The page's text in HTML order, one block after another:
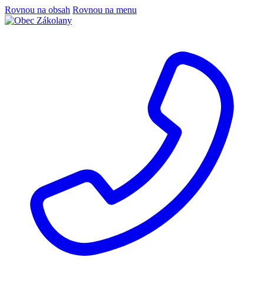
Rovnou na obsah Rovnou na menu